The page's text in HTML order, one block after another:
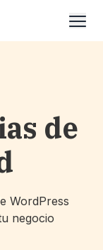
de
WordPress
negocio